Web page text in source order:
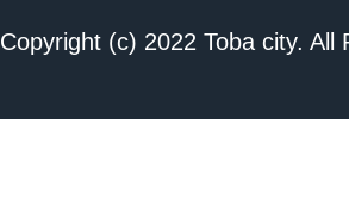
Copyright (c) 2022 Toba city. All